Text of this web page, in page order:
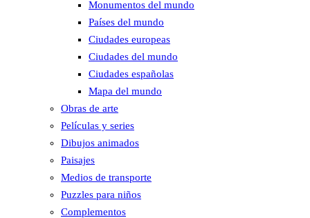
Monumentos del mundo
Países del mundo
Ciudades europeas
Ciudades del mundo
Ciudades españolas
Mapa del mundo
Obras de arte
Películas y series
Dibujos animados
Paisajes
Medios de transporte
Puzzles para niños
Complementos